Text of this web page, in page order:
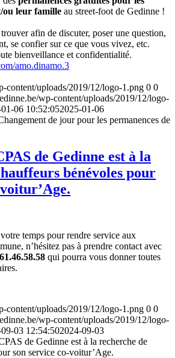
ou leur famille au street-foot de Gedinne !
afin de discuter, poser une question,
se confier sur ce que vous vivez, etc.
bienveillance et confidentialité.
amo.dinamo.3
content/uploads/2019/12/logo-1.png 0 0
wp-content/uploads/2019/12/logo-
06 10:52:052025-01-06
de jour pour les permanences de
de Gedinne est à la
bénévoles pour
temps pour rendre service aux
n’hésitez pas à prendre contact avec
qui pourra vous donner toutes
content/uploads/2019/12/logo-1.png 0 0
wp-content/uploads/2019/12/logo-
03 12:54:502024-09-03
de Gedinne est à la recherche de
son service co-voitur’Age.